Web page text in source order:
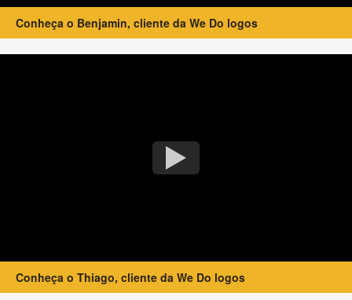
Conheça o Benjamin, cliente da We Do logos
Conheça o Thiago, cliente da We Do logos